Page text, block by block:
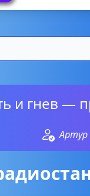
и гнев —
Артур